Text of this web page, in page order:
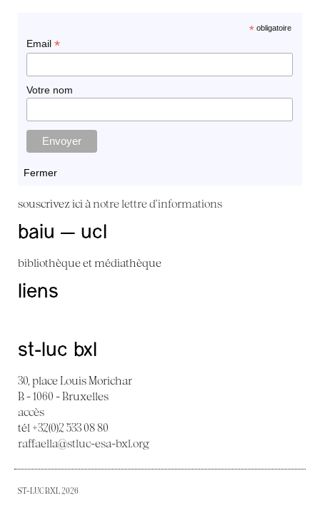
*obligatoire
Email *
Votre nom
Fermer
souscrivez ici à notre lettre d'informations
baiu — ucl
bibliothèque et médiathèque
liens
st-luc bxl
30, place Louis Morichar
B - 1060 - Bruxelles
accès
tél +32(0)2 533 08 80
raffaella@stluc-esa-bxl.org
ST-LUC BXL 2026